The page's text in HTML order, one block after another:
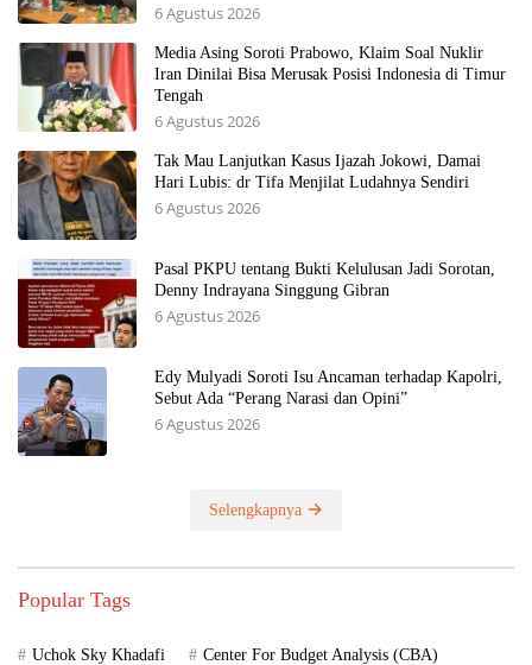
6 Agustus 2026
Media Asing Soroti Prabowo, Klaim Soal Nuklir
Iran Dinilai Bisa Merusak Posisi Indonesia di Timur
Tengah
6 Agustus 2026
Tak Mau Lanjutkan Kasus Ijazah Jokowi, Damai
Hari Lubis: dr Tifa Menjilat Ludahnya Sendiri
6 Agustus 2026
Pasal PKPU tentang Bukti Kelulusan Jadi Sorotan,
Denny Indrayana Singgung Gibran
6 Agustus 2026
Edy Mulyadi Soroti Isu Ancaman terhadap Kapolri,
Sebut Ada “Perang Narasi dan Opini”
6 Agustus 2026
Selengkapnya
Popular Tags
Uchok Sky Khadafi Center For Budget Analysis (CBA)